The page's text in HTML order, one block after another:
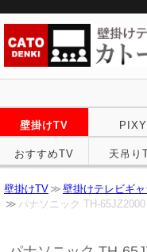
壁掛けTV PIXY
おすすめTV 天吊り
壁掛けTV 壁掛けテレビギ
パナソニック TH-65JZ2000